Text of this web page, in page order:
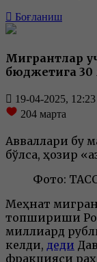
Боғланиш
Мигрантлар
бюджетига 30
19-04-2025, 12:23
204 марта
Авваллари бу
бўлса, ҳозир
Фото:
Меҳнат
топшириши
миллиард
келди, деди
фракцияси